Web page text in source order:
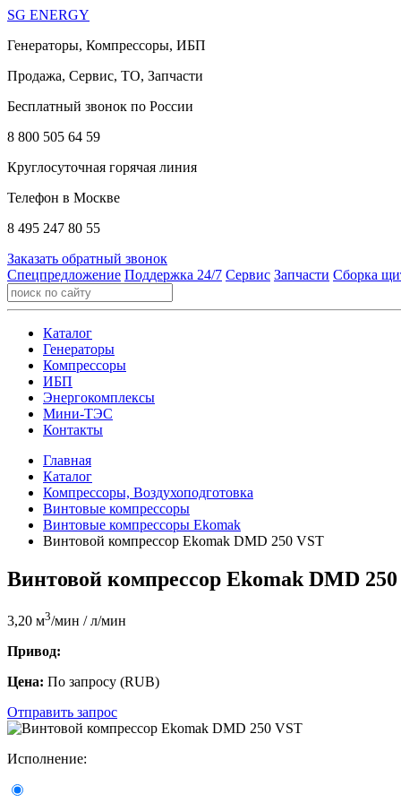
SG ENERGY
Генераторы, Компрессоры, ИБП
Продажа, Сервис, ТО, Запчасти
Бесплатный звонок по России
8 800 505 64 59
Круглосуточная горячая линия
Телефон в Москве
8 495 247 80 55
Заказать обратный звонок
Спецпредложение Поддержка 24/7 Сервис Запчасти Сборка
Каталог
Генераторы
Компрессоры
ИБП
Энергокомплексы
Мини-ТЭС
Контакты
Главная
Каталог
Компрессоры, Воздухоподготовка
Винтовые компрессоры
Винтовые компрессоры Ekomak
Винтовой компрессор Ekomak DMD 250 VST
Винтовой компрессор Ekomak DMD
3,20 м3/мин / л/мин
Привод:
Цена: По запросу (RUB)
Отправить запрос
Исполнение: